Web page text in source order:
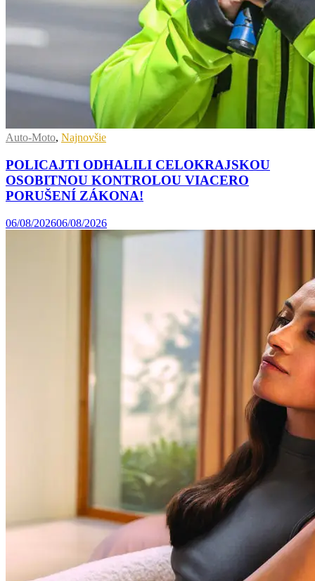
Auto-Moto, Najnovšie
POLICAJTI ODHALILI CELOKRAJSKOU
OSOBITNOU KONTROLOU VIACERO
PORUŠENÍ ZÁKONA!
06/08/202606/08/2026